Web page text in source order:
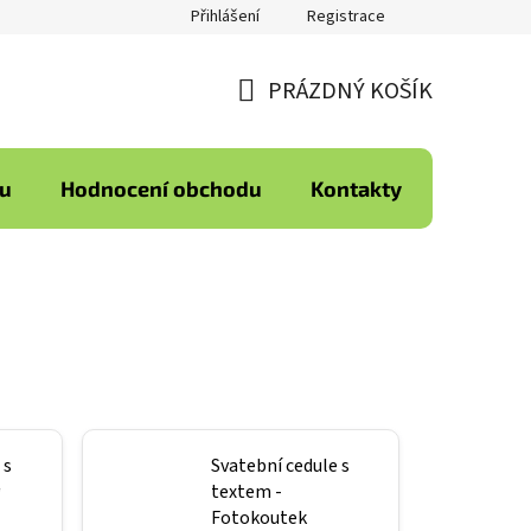
Přihlášení Registrace
KOŠÍK
PRÁZDNÝ KOŠÍK
Hodnocení obchodu Kontakty
Svatební cedule s
textem -
Fotokoutek